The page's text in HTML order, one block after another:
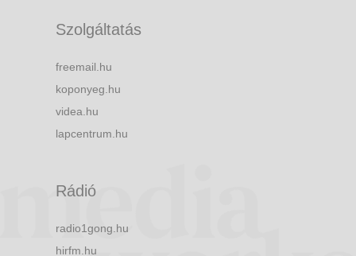
Szolgáltatás
freemail.hu
koponyeg.hu
videa.hu
lapcentrum.hu
Rádió
radio1gong.hu
hirfm.hu